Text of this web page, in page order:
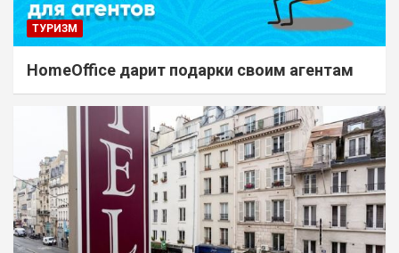
ТУРИЗМ
HomeOffice дарит подарки своим агентам